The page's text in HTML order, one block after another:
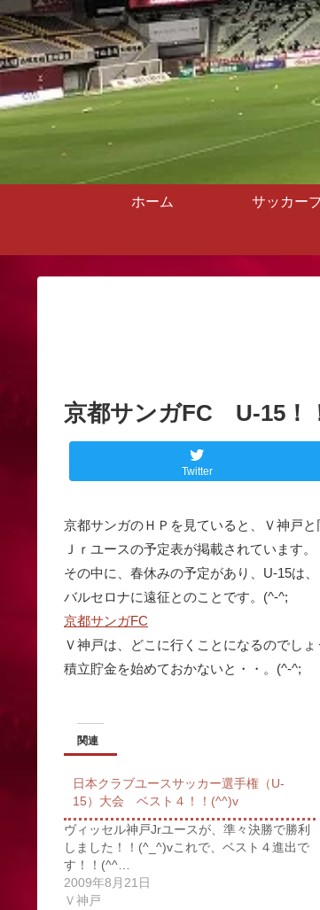
ホーム サッカー
京都サンガFC U-15！
Twitter
京都サンガのＨＰを見ていると、Ｖ神戸と
Ｊｒユースの予定表が掲載されています。
その中に、春休みの予定があり、U-15は、
バルセロナに遠征とのことです。(^-^;
京都サンガFC
Ｖ神戸は、どこに行くことになるのでしょ
積立貯金を始めておかないと・・。(^-^;
関連
日本クラブユースサッカー選手権（U-
15）大会 ベスト４！！(^^)v
ヴィッセル神戸Jrユースが、準々決勝で勝利
しました！！(^_^)vこれで、ベスト４進出で
す！！(^^…
2009年8月21日
Ｖ神戸